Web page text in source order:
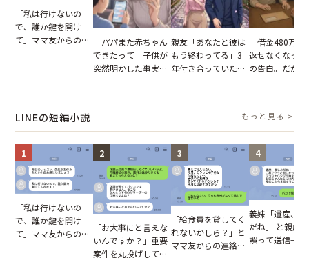
「私は行けないの
で、誰か鍵を開け
て」ママ友からの
「パパまた赤ちゃん
できたって」子供が
突然明かした事実。
親友「あなたと彼は
もう終わってる」3
年付き合っていた彼
「借金480万、
返せなくなっ
の告白。だが
LINEの短編小説 もっと見る >
1
「私は行けないの
で、誰か鍵を開け
て」ママ友からの
2
「お大事にと言えな
いんですか？」重要
案件を丸投げして休
3
「給食費を貸してく
れないかしら？」と
ママ友からの連絡。
4
義妹「遺産、
だね」 と親戚
誤って送信→夫